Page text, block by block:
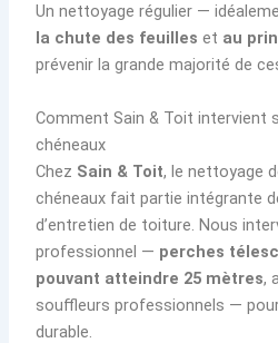
Un nettoyage régulier —
la chute des feuilles et au
prévenir la grande majorité de
Comment Sain & Toit intervient
chéneaux
Chez Sain & Toit, le nettoyage
chéneaux fait partie intégrante
d’entretien de toiture. Nous
professionnel — perches
pouvant atteindre 25 mètres,
souffleurs professionnels —
durable.